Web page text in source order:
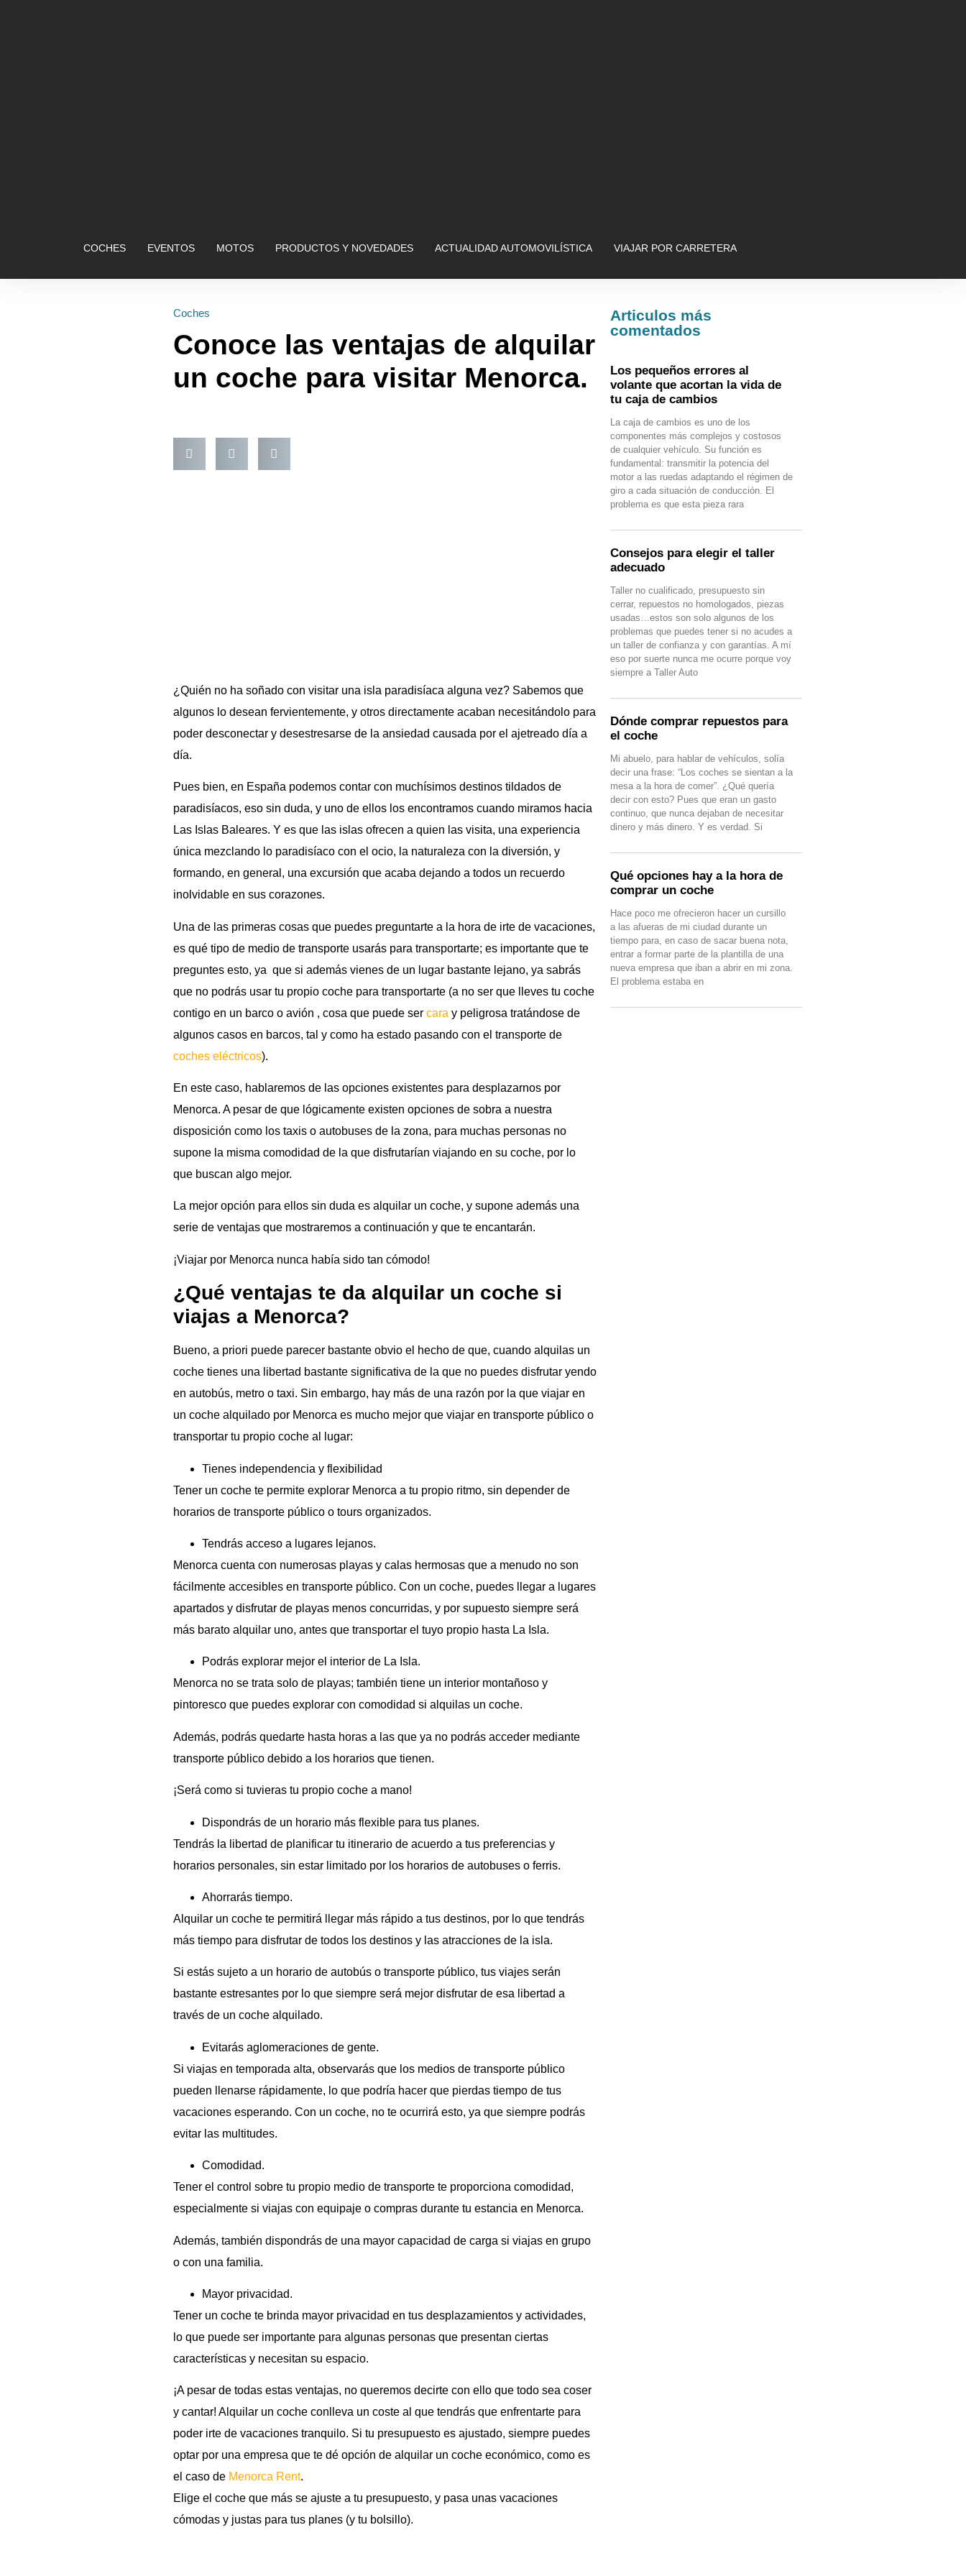
COCHES EVENTOS MOTOS PRODUCTOS Y NOVEDADES ACTUALIDAD AUTOMOVILÍSTICA VIAJAR POR CARRETERA
Coches
Conoce las ventajas de alquilar
un coche para visitar Menorca.
¿Quién no ha soñado con visitar una isla paradisíaca alguna vez? Sabemos que
algunos lo desean fervientemente, y otros directamente acaban necesitándolo para
poder desconectar y desestresarse de la ansiedad causada por el ajetreado día a
día.
Pues bien, en España podemos contar con muchísimos destinos tildados de
paradisíacos, eso sin duda, y uno de ellos los encontramos cuando miramos hacia
Las Islas Baleares. Y es que las islas ofrecen a quien las visita, una experiencia
única mezclando lo paradisíaco con el ocio, la naturaleza con la diversión, y
formando, en general, una excursión que acaba dejando a todos un recuerdo
inolvidable en sus corazones.
Una de las primeras cosas que puedes preguntarte a la hora de irte de vacaciones,
es qué tipo de medio de transporte usarás para transportarte; es importante que te
preguntes esto, ya que si además vienes de un lugar bastante lejano, ya sabrás
que no podrás usar tu propio coche para transportarte (a no ser que lleves tu coche
contigo en un barco o avión , cosa que puede ser cara y peligrosa tratándose de
algunos casos en barcos, tal y como ha estado pasando con el transporte de
coches eléctricos).
En este caso, hablaremos de las opciones existentes para desplazarnos por
Menorca. A pesar de que lógicamente existen opciones de sobra a nuestra
disposición como los taxis o autobuses de la zona, para muchas personas no
supone la misma comodidad de la que disfrutarían viajando en su coche, por lo
que buscan algo mejor.
La mejor opción para ellos sin duda es alquilar un coche, y supone además una
serie de ventajas que mostraremos a continuación y que te encantarán.
¡Viajar por Menorca nunca había sido tan cómodo!
¿Qué ventajas te da alquilar un coche si
viajas a Menorca?
Bueno, a priori puede parecer bastante obvio el hecho de que, cuando alquilas un
coche tienes una libertad bastante significativa de la que no puedes disfrutar yendo
en autobús, metro o taxi. Sin embargo, hay más de una razón por la que viajar en
un coche alquilado por Menorca es mucho mejor que viajar en transporte público o
transportar tu propio coche al lugar:
Tienes independencia y flexibilidad
Tener un coche te permite explorar Menorca a tu propio ritmo, sin depender de
horarios de transporte público o tours organizados.
Tendrás acceso a lugares lejanos.
Menorca cuenta con numerosas playas y calas hermosas que a menudo no son
fácilmente accesibles en transporte público. Con un coche, puedes llegar a lugares
apartados y disfrutar de playas menos concurridas, y por supuesto siempre será
más barato alquilar uno, antes que transportar el tuyo propio hasta La Isla.
Podrás explorar mejor el interior de La Isla.
Menorca no se trata solo de playas; también tiene un interior montañoso y
pintoresco que puedes explorar con comodidad si alquilas un coche.
Además, podrás quedarte hasta horas a las que ya no podrás acceder mediante
transporte público debido a los horarios que tienen.
¡Será como si tuvieras tu propio coche a mano!
Dispondrás de un horario más flexible para tus planes.
Tendrás la libertad de planificar tu itinerario de acuerdo a tus preferencias y
horarios personales, sin estar limitado por los horarios de autobuses o ferris.
Ahorrarás tiempo.
Alquilar un coche te permitirá llegar más rápido a tus destinos, por lo que tendrás
más tiempo para disfrutar de todos los destinos y las atracciones de la isla.
Si estás sujeto a un horario de autobús o transporte público, tus viajes serán
bastante estresantes por lo que siempre será mejor disfrutar de esa libertad a
través de un coche alquilado.
Evitarás aglomeraciones de gente.
Si viajas en temporada alta, observarás que los medios de transporte público
pueden llenarse rápidamente, lo que podría hacer que pierdas tiempo de tus
vacaciones esperando. Con un coche, no te ocurrirá esto, ya que siempre podrás
evitar las multitudes.
Comodidad.
Tener el control sobre tu propio medio de transporte te proporciona comodidad,
especialmente si viajas con equipaje o compras durante tu estancia en Menorca.
Además, también dispondrás de una mayor capacidad de carga si viajas en grupo
o con una familia.
Mayor privacidad.
Tener un coche te brinda mayor privacidad en tus desplazamientos y actividades,
lo que puede ser importante para algunas personas que presentan ciertas
características y necesitan su espacio.
¡A pesar de todas estas ventajas, no queremos decirte con ello que todo sea coser
y cantar! Alquilar un coche conlleva un coste al que tendrás que enfrentarte para
poder irte de vacaciones tranquilo. Si tu presupuesto es ajustado, siempre puedes
optar por una empresa que te dé opción de alquilar un coche económico, como es
el caso de Menorca Rent.
Elige el coche que más se ajuste a tu presupuesto, y pasa unas vacaciones
cómodas y justas para tus planes (y tu bolsillo).
Articulos más
comentados
Los pequeños errores al
volante que acortan la vida de
tu caja de cambios
La caja de cambios es uno de los
componentes más complejos y costosos
de cualquier vehículo. Su función es
fundamental: transmitir la potencia del
motor a las ruedas adaptando el régimen de
giro a cada situación de conducción. El
problema es que esta pieza rara
Consejos para elegir el taller
adecuado
Taller no cualificado, presupuesto sin
cerrar, repuestos no homologados, piezas
usadas…estos son solo algunos de los
problemas que puedes tener si no acudes a
un taller de confianza y con garantías. A mí
eso por suerte nunca me ocurre porque voy
siempre a Taller Auto
Dónde comprar repuestos para
el coche
Mi abuelo, para hablar de vehículos, solía
decir una frase: “Los coches se sientan a la
mesa a la hora de comer”. ¿Qué quería
decir con esto? Pues que eran un gasto
continuo, que nunca dejaban de necesitar
dinero y más dinero. Y es verdad. Si
Qué opciones hay a la hora de
comprar un coche
Hace poco me ofrecieron hacer un cursillo
a las afueras de mi ciudad durante un
tiempo para, en caso de sacar buena nota,
entrar a formar parte de la plantilla de una
nueva empresa que iban a abrir en mi zona.
El problema estaba en